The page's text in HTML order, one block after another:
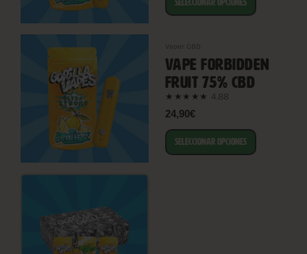
SELECCIONAR OPCIONES
Vaper CBD
VAPE FORBIDDEN
FRUIT 75% CBD
★★★★★ 4.88
24,90€
SELECCIONAR OPCIONES